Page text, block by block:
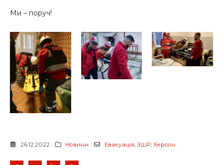
Ми – поруч!
26.12.2022 Новини Евакуація,ЗШР,Херсон